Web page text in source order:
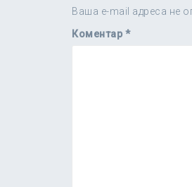
Ваша e-mail адреса не
Коментар *